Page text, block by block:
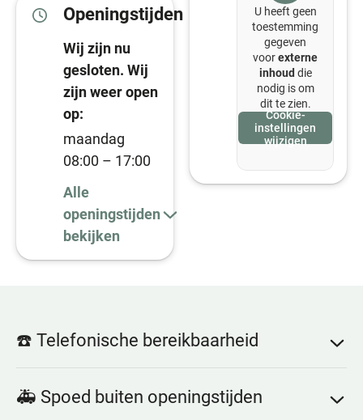
Openingstijden
Wij zijn nu
gesloten. Wij
zijn weer open
op:
maandag
08:00 – 17:00
Alle
openingstijden
bekijken
U heeft geen
toestemming
gegeven
voorexterne
inhoud die
nodig is om
dit te zien.
Cookie-
instellingen
wijzigen
☎️ Telefonische bereikbaarheid
openingstijden. Tijdens pauzes zijn we tijdelijk niet
🚑 Spoed buiten openingstijden